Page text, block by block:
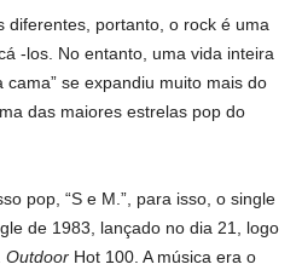
diferentes, portanto, o rock é uma
-los. No entanto, uma vida inteira
se expandiu muito mais do
das maiores estrelas pop do
pop, “S e M.”, para isso, o single
de 1983, lançado no dia 21, logo
Outdoor Hot 100. A música era o